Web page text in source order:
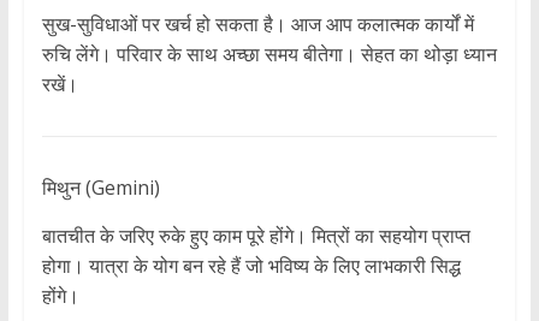
सुख-सुविधाओं पर खर्च हो सकता है। आज आप कलात्मक कार्यों में
रुचि लेंगे। परिवार के साथ अच्छा समय बीतेगा। सेहत का थोड़ा ध्यान
रखें।
मिथुन (Gemini)
बातचीत के जरिए रुके हुए काम पूरे होंगे। मित्रों का सहयोग प्राप्त
होगा। यात्रा के योग बन रहे हैं जो भविष्य के लिए लाभकारी सिद्ध
होंगे।